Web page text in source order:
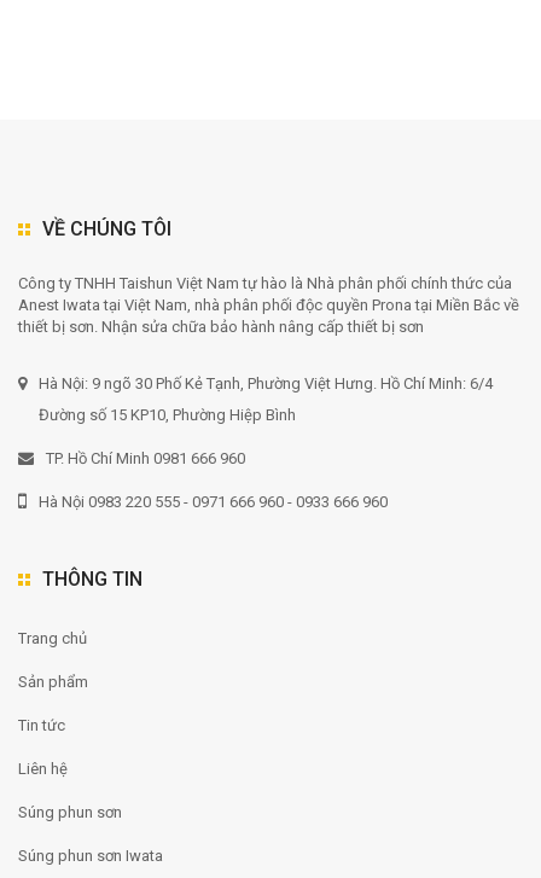
VỀ CHÚNG TÔI
Công ty TNHH Taishun Việt Nam tự hào là Nhà phân phối chính thức của
Anest Iwata tại Việt Nam, nhà phân phối độc quyền Prona tại Miền Bắc về
thiết bị sơn. Nhận sửa chữa bảo hành nâng cấp thiết bị sơn
Hà Nội: 9 ngõ 30 Phố Kẻ Tạnh, Phường Việt Hưng. Hồ Chí Minh: 6/4
Đường số 15 KP10, Phường Hiệp Bình
TP. Hồ Chí Minh 0981 666 960
Hà Nội 0983 220 555 - 0971 666 960 - 0933 666 960
THÔNG TIN
Trang chủ
Sản phẩm
Tin tức
Liên hệ
Súng phun sơn
Súng phun sơn Iwata